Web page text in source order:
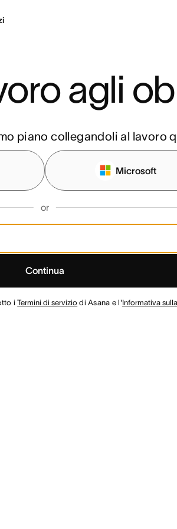
agli
piano collegandoli al lavoro
Microsoft
or
Continua
iTermini di servizio di Asana e l'Informativa